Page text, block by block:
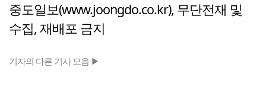
중도일보(www.joongdo.co.kr), 무단전재 및
수집, 재배포 금지
기자의 다른 기사 모음 ▶